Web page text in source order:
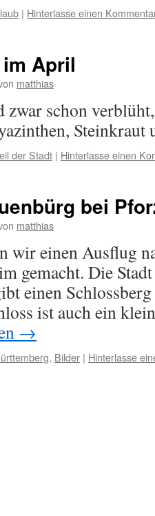
| Hinterlasse einen
April
matthias
zwar schon
Steinkraut
der Stadt | Hinterlasse einen
bei
matthias
wir einen Ausflug
gemacht. Die
einen
ist auch ein
→
, Bilder | Hinterlasse